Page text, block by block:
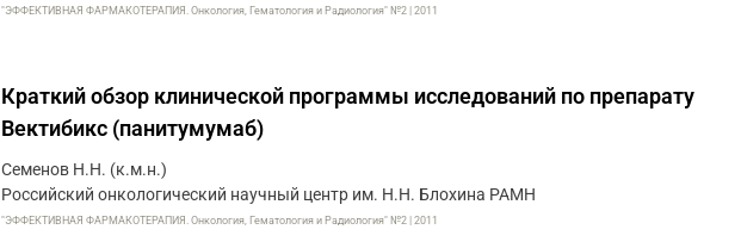
"ЭФФЕКТИВНАЯ ФАРМАКОТЕРАПИЯ. Онкология, Гематология и Радиология" №2 | 2011
Краткий обзор клинической программы исследований по препарату
Вектибикс (панитумумаб)
Семенов Н.Н. (к.м.н.)
Российский онкологический научный центр им. Н.Н. Блохина РАМН
"ЭФФЕКТИВНАЯ ФАРМАКОТЕРАПИЯ. Онкология, Гематология и Радиология" №2 | 2011